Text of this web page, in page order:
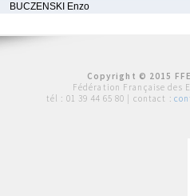
BUCZENSKI Enzo
Copyright © 2015
Fédération Française des
tél : 01 39 44 65 80 | contact :